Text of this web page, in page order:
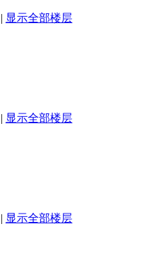
| 显示全部楼层
| 显示全部楼层
| 显示全部楼层